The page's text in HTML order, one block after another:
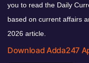
you to read the Daily
based on current affairs
2026 article.
Download Adda247